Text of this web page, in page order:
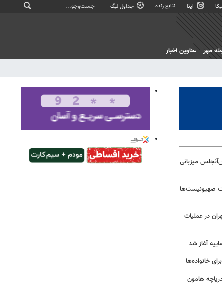
ایتا نتایج زنده جداول لیگ
مهر عناوین اخبار
میزبانی
صهیونیست‌ها
تهران در عملیات
آغاز شد
خانواده‌ها
هامون